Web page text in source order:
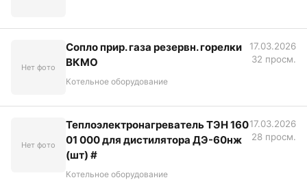
Нет фото
Сопло прир. газа резервн. горелки
ВКМО
Котельное оборудование
17.03.2026
32 просм.
Нет фото
Теплоэлектронагреватель ТЭН 160
01 000 для дистилятора ДЭ-60нж
(шт) #
Котельное оборудование
17.03.2026
28 просм.